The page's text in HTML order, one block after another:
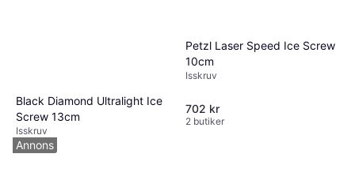
Black Diamond Ultralight Ice
Screw 13cm
Isskruv
747 kr
Petzl Laser Speed Ice Screw
10cm
Isskruv
702 kr
2 butiker
Annons